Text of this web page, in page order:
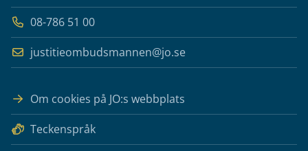
08-786 51 00
justitieombudsmannen@jo.se
Om cookies på JO:s webbplats
Teckenspråk